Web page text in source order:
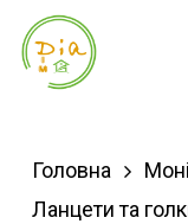
Skip
Головна
Ланцети та